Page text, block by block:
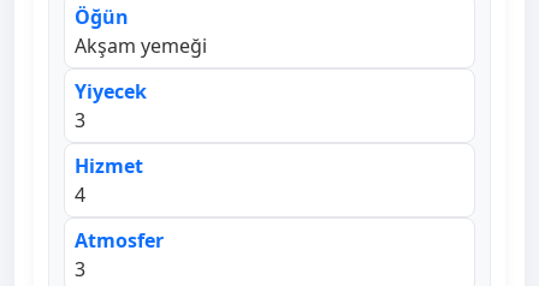
Öğün
Akşam yemeği
Yiyecek
3
Hizmet
4
Atmosfer
3